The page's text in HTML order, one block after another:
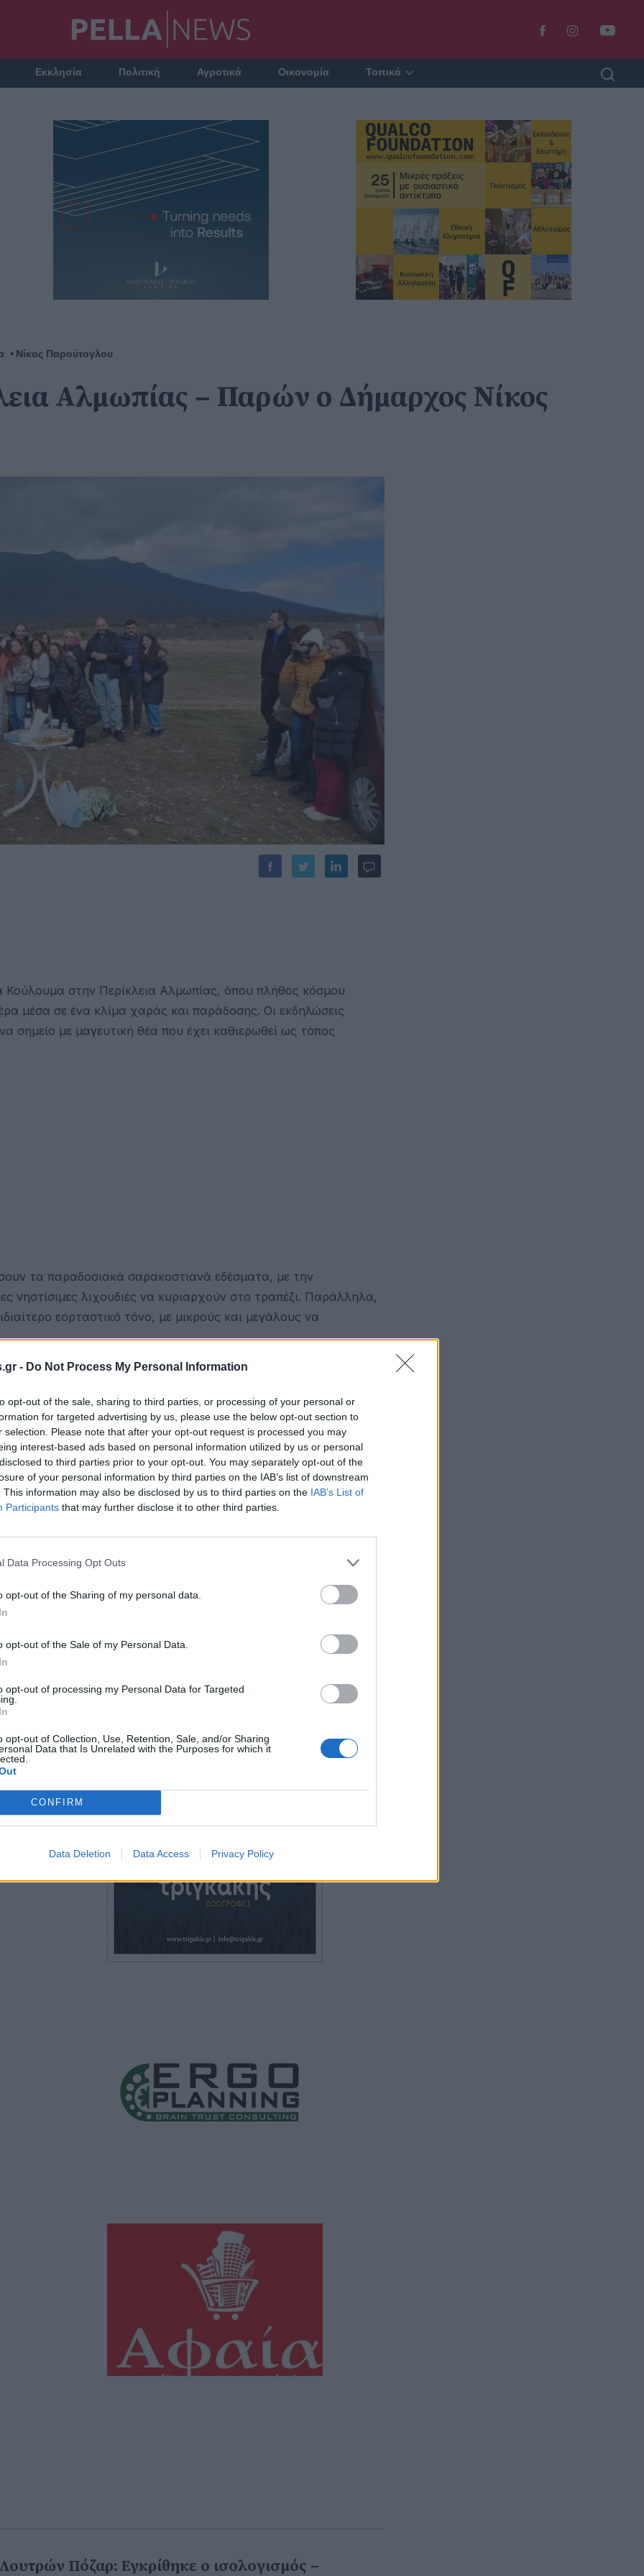
- Do Not Process My Personal Information
opt-out of the sale, sharing to third parties, or processing of your personal or
for targeted advertising by us, please use the below opt-out section to
selection. Please note that after your opt-out request is processed you may
interest-based ads based on personal information utilized by us or personal
to third parties prior to your opt-out. You may separately opt-out of the
of your personal information by third parties on the IAB’s list of downstream
This information may also be disclosed by us to third parties on the IAB’s List of
Participants that may further disclose it to other third parties.
Data Processing Opt Outs
opt-out of the Sharing of my personal data.
opt-out of the Sale of my Personal Data.
opt-out of processing my Personal Data for Targeted
opt-out of Collection, Use, Retention, Sale, and/or Sharing
Data that Is Unrelated with the Purposes for which it
CONFIRM
Data Deletion Data Access Privacy Policy
Εκκλησία Πολιτική Αγροτικά Οικονομία Τοπικά
Νίκος Παρούτογλου
Αλμωπίας – Παρών ο Δήμαρχος Νίκος
Κούλουμα στην Περίκλεια Αλμωπίας, όπου πλήθος κόσμου
μέσα σε ένα κλίμα χαράς και παράδοσης. Οι εκδηλώσεις
με μαγευτική θέα που έχει καθιερωθεί ως τόπος
τα παραδοσιακά σαρακοστιανά εδέσματα, με την
νηστίσιμες λιχουδιές να κυριαρχούν στο τραπέζι. Παράλληλα,
εορταστικό τόνο, με μικρούς και μεγάλους να
Νίκος Παρούτογλου, ο οποίος συνομίλησε με τους
του υπογράμμισε τη σημασία της διατήρησης των
μέσα από τέτοιες εκδηλώσεις.
με δεκάδες παιδιά και οικογένειες να γεμίζουν τον
τα πιο αγαπημένα έθιμα της ημέρας.
μια χρονιά τη δυναμική της τοπικής κοινότητας,
από γενιά σε γενιά.
Πόζαρ: Εγκρίθηκε ο ισολογισμός –